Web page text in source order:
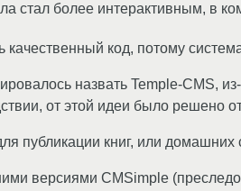
стал более интерактивным, в
качественный код, потому
назвать Temple-CMS,
от этой идеи было решено
публикации книг, или
версиями CMSimple